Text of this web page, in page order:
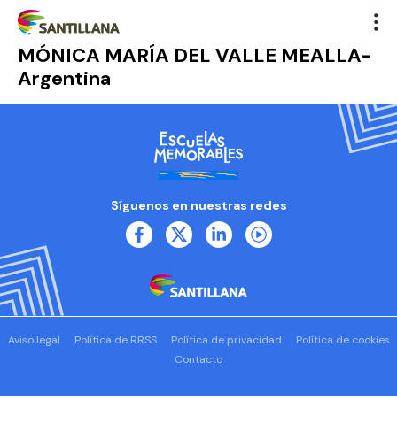
MÓNICA MARÍA DEL VALLE MEALLA-
Argentina
Síguenos en nuestras redes
Aviso legal Política de RRSS Política de privacidad
Política de cookies
Contacto